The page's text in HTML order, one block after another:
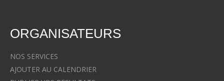
ORGANISATEURS
NOS SERVICES
AJOUTER AU CALENDRIER